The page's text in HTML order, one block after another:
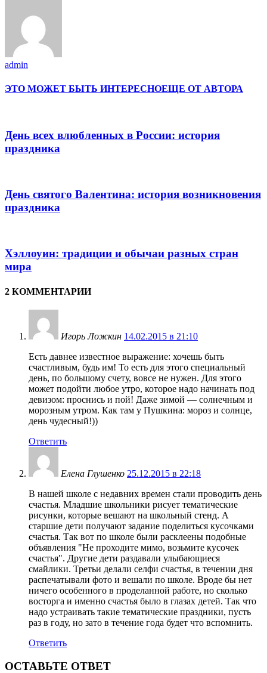
admin
ЭТО МОЖЕТ БЫТЬ ИНТЕРЕСНОЕЩЕ ОТ АВТОРА
День всех влюбленных в России: история
праздника
День святого Валентина: история возникновения
праздника
Хэллоуин: традиции и обычаи разных стран
мира
2 КОММЕНТАРИИ
Игорь Ложкин 14.02.2015 в 21:10
Есть давнее известное выражение: хочешь быть
счастливым, будь им! То есть для этого специальный
день, по большому счету, вовсе не нужен. Для этого
может подойти любое утро, которое надо начинать под
девизом: проснись и пой! Даже зимой — солнечным и
морозным утром. Как там у Пушкина: мороз и солнце,
день чудесный!))
Ответить
Елена Глушенко 25.12.2015 в 22:18
В нашей школе с недавних времен стали проводить день
счастья. Младшие школьники рисует тематические
рисунки, которые вешают на школьный стенд. А
старшие дети получают задание поделиться кусочками
счастья. Так вот по школе были расклеены подобные
объявления "Не проходите мимо, возьмите кусочек
счастья". Другие дети раздавали улыбающиеся
смайлики. Третьи делали селфи счастья, в течении дня
распечатывали фото и вешали по школе. Вроде бы нет
ничего особенного в проделанной работе, но сколько
восторга и именно счастья было в глазах детей. Так что
надо устраивать такие тематические праздники, пусть
раз в году, но зато в течение года будет что вспомнить.
Ответить
ОСТАВЬТЕ ОТВЕТ